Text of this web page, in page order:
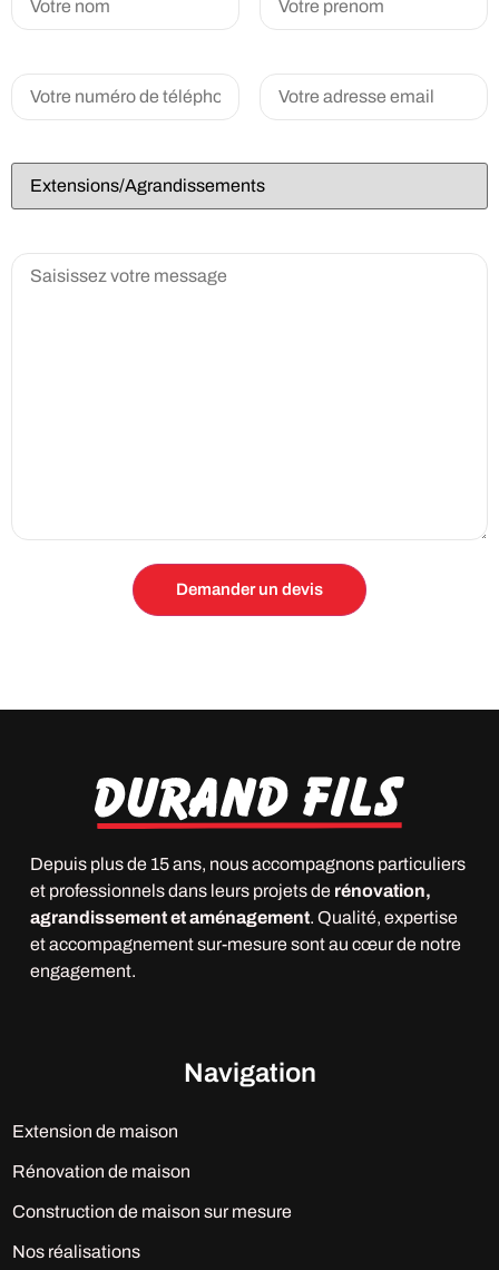
Depuis plus de 15 ans, nous accompagnons particuliers
et professionnels dans leurs projets de rénovation,
agrandissement et aménagement. Qualité, expertise
et accompagnement sur-mesure sont au cœur de notre
engagement.
Navigation
Extension de maison
Rénovation de maison
Construction de maison sur mesure
Nos réalisations